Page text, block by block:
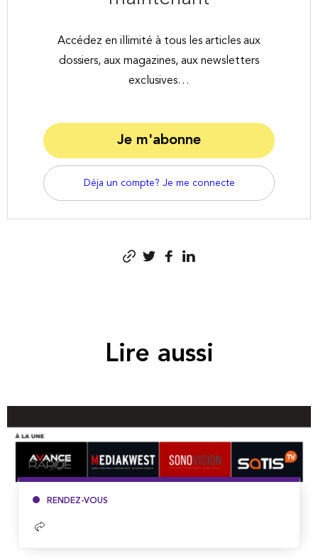
Accédez en illimité à tous les articles aux
dossiers, aux magazines, aux newsletters
exclusives…
Je m'abonne
Déja un compte? Je me connecte
Lire aussi
RENDEZ-VOUS
Lire